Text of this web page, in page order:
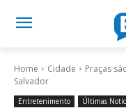
Home Cidade
Praças
Salvador
Entretenimento Últimas